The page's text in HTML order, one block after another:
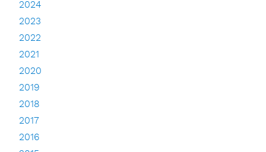
2024
2023
2022
2021
2020
2019
2018
2017
2016